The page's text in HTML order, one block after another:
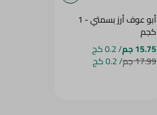
أبو عوف أرز بسمتي - 1
كجم
15.75 جم
/ 0.2 كج
17.99 جم / 0.2 كج